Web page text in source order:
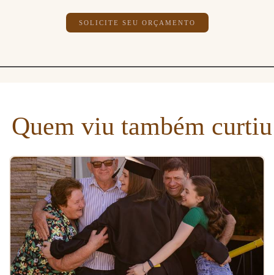
SOLICITE SEU ORÇAMENTO
Quem viu também curtiu